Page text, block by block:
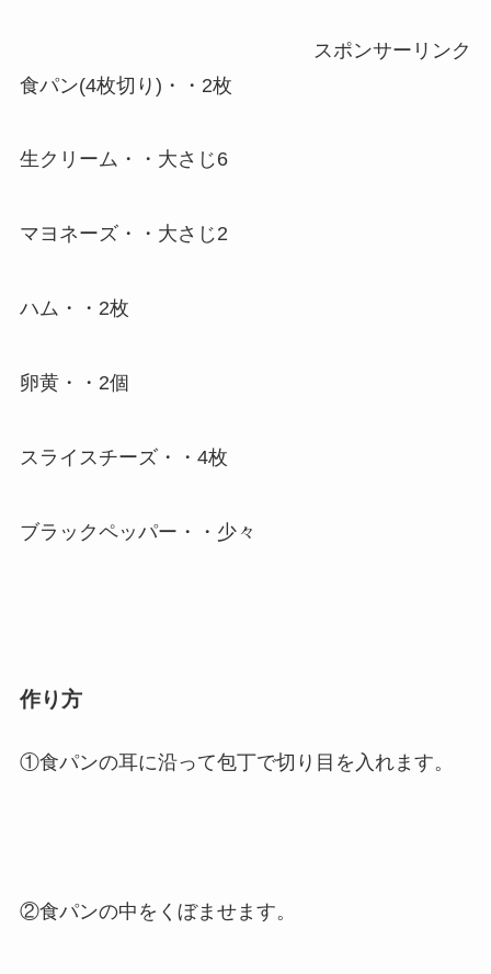
スポンサーリンク
食パン(4枚切り)・・2枚
生クリーム・・大さじ6
マヨネーズ・・大さじ2
ハム・・2枚
卵黄・・2個
スライスチーズ・・4枚
ブラックペッパー・・少々
作り方
①食パンの耳に沿って包丁で切り目を入れます。
②食パンの中をくぼませます。